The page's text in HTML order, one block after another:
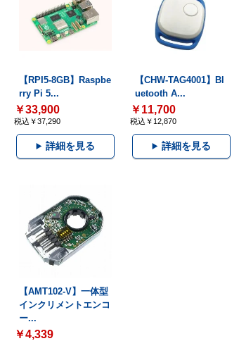
【RPI5-8GB】Raspbe
rry Pi 5...
￥33,900
税込￥37,290
詳細を見る
【CHW-TAG4001】Bl
uetooth A...
￥11,700
税込￥12,870
詳細を見る
【AMT102-V】一体型
インクリメントエンコ
ー...
￥4,339